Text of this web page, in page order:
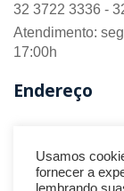
32 3722 3336 -
Atendimento:
17:00h
Endereço
R. Barão do
CEP 36.880-
Usamos
fornecer a